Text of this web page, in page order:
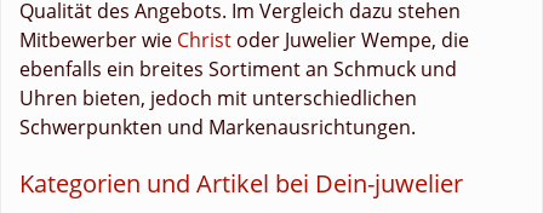
Qualität des Angebots. Im Vergleich dazu stehen
Mitbewerber wie Christ oder Juwelier Wempe, die
ebenfalls ein breites Sortiment an Schmuck und
Uhren bieten, jedoch mit unterschiedlichen
Schwerpunkten und Markenausrichtungen.
Kategorien und Artikel bei Dein-juwelier